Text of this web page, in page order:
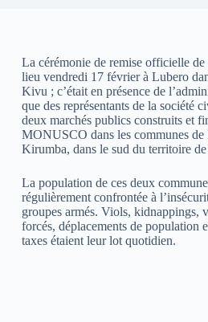
La cérémonie de remise officielle de
lieu vendredi 17 février à Lubero
Kivu ; c’était en présence de
que des représentants de la société
deux marchés publics construits et
MONUSCO dans les communes de
Kirumba, dans le sud du territoire
La population de ces deux
régulièrement confrontée à
groupes armés. Viols, kidnappings,
forcés, déplacements de population
taxes étaient leur lot quotidien.